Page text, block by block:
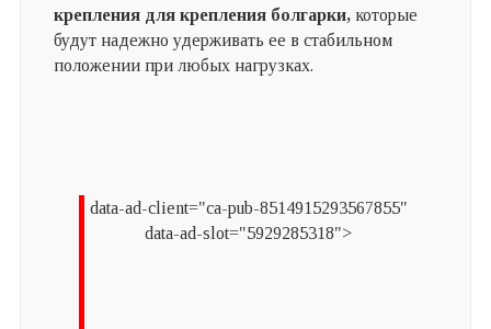
крепления для крепления болгарки,которые
будут надежно удерживать ее в стабильном
положении при любых нагрузках.
data-ad-client="ca-pub-8514915293567855"
data-ad-slot="5929285318">